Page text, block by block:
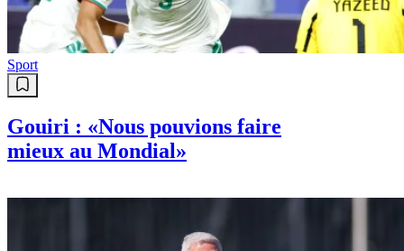
Sport
Gouiri : «Nous pouvions faire
mieux au Mondial»